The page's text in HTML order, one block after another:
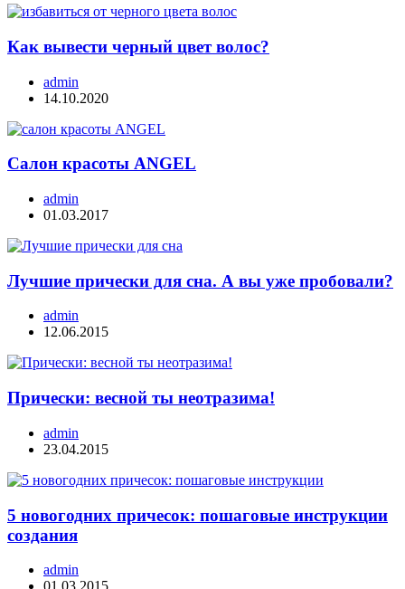
Как вывести черный цвет волос?
admin
14.10.2020
Салон красоты ANGEL
admin
01.03.2017
Лучшие прически для сна. А вы уже пробовали?
admin
12.06.2015
Прически: весной ты неотразима!
admin
23.04.2015
5 новогодних причесок: пошаговые инструкции
создания
admin